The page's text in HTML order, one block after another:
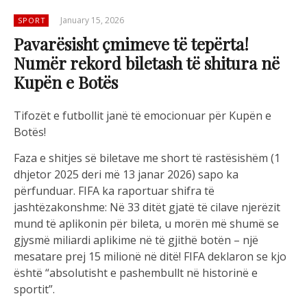
SPORT January 15, 2026
Pavarësisht çmimeve të tepërta!
Numër rekord biletash të shitura në
Kupën e Botës
Tifozët e futbollit janë të emocionuar për Kupën e
Botës!
Faza e shitjes së biletave me short të rastësishëm (1
dhjetor 2025 deri më 13 janar 2026) sapo ka
përfunduar. FIFA ka raportuar shifra të
jashtëzakonshme: Në 33 ditët gjatë të cilave njerëzit
mund të aplikonin për bileta, u morën më shumë se
gjysmë miliardi aplikime në të gjithë botën – një
mesatare prej 15 milionë në ditë! FIFA deklaron se kjo
është “absolutisht e pashembullt në historinë e
sportit”.